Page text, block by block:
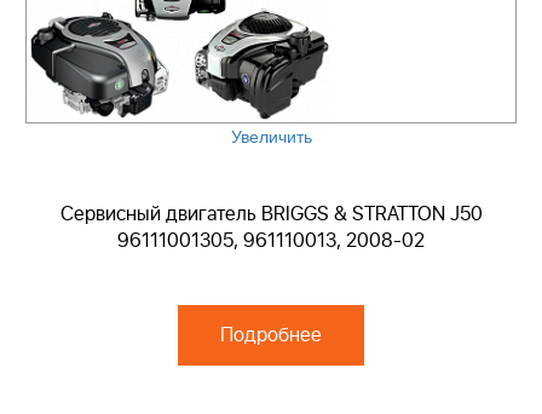
Увеличить
Сервисный двигатель BRIGGS & STRATTON J50
96111001305, 961110013, 2008-02
Подробнее